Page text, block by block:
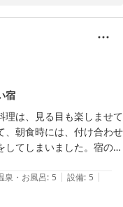
と、滋賀の伝統工芸で
ただけて大変光栄でご
けるよう、今後も空間
心よりお待ち申し上げ
宿
理は、見る目も楽しませて
、朝食時には、付け合わせ
てしまいました。宿の周
た頃はまたとても素晴ら
りとした時間を過ごせま
泉・お風呂: 5 | 設備: 5 |